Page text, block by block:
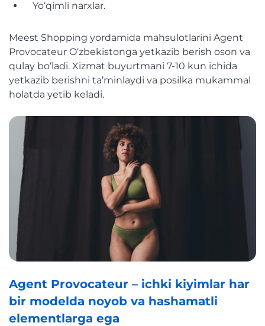
Yo‘qimli narxlar.
Meest Shopping yordamida mahsulotlarini Agent
Provocateur O‘zbekistonga yetkazib berish oson va
qulay bo‘ladi. Xizmat buyurtmani 7-10 kun ichida
yetkazib berishni ta’minlaydi va posilka mukammal
holatda yetib keladi.
Agent Provocateur – ichki kiyimlar har
bir modelda noyob va hashamatli
elementlarga ega